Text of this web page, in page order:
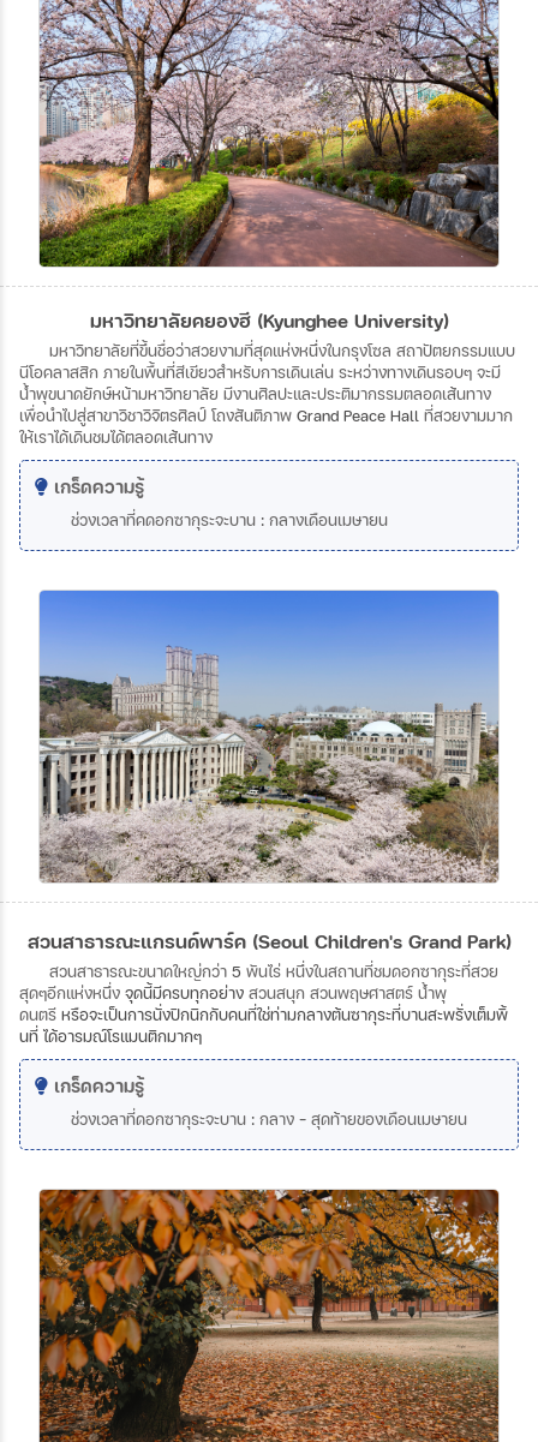
มหาวิทยาลัยคยองฮี (Kyunghee University)
มหาวิทยาลัยที่ขึ้นชื่อว่าสวยงามที่สุดแห่งหนึ่งในกรุงโซล สถาปัตยกรรมแบบ
นีโอคลาสสิก ภายในพื้นที่สีเขียวสำหรับการเดินเล่น ระหว่างทางเดินรอบๆ จะมี
น้ำพุขนาดยักษ์หน้ามหาวิทยาลัย มีงานศิลปะและประติมากรรมตลอดเส้นทาง
เพื่อนำไปสู่สาขาวิชาวิจิตรศิลป์ โถงสันติภาพ Grand Peace Hall ที่สวยงามมาก
ให้เราได้เดินชมได้ตลอดเส้นทาง
เกร็ดความรู้
ช่วงเวลาที่คดอกซากุระจะบาน : กลางเดือนเมษายน
สวนสาธารณะแกรนด์พาร์ค (Seoul Children's Grand Park)
สวนสาธารณะขนาดใหญ่กว่า 5 พันไร่ หนึ่งในสถานที่ชมดอกซากุระที่สวย
สุดๆอีกแห่งหนึ่ง จุดนี้มีครบทุกอย่าง สวนสนุก สวนพฤษศาสตร์ น้ำพุ
ดนตรี หรือจะเป็นการนั่งปิกนิกกับคนที่ใช่ท่ามกลางต้นซากุระที่บานสะพรั่งเต็มพิ้
นที่ ได้อารมณ์โรแมนติกมากๆ
เกร็ดความรู้
ช่วงเวลาที่ดอกซากุระจะบาน : กลาง - สุดท้ายของเดือนเมษายน